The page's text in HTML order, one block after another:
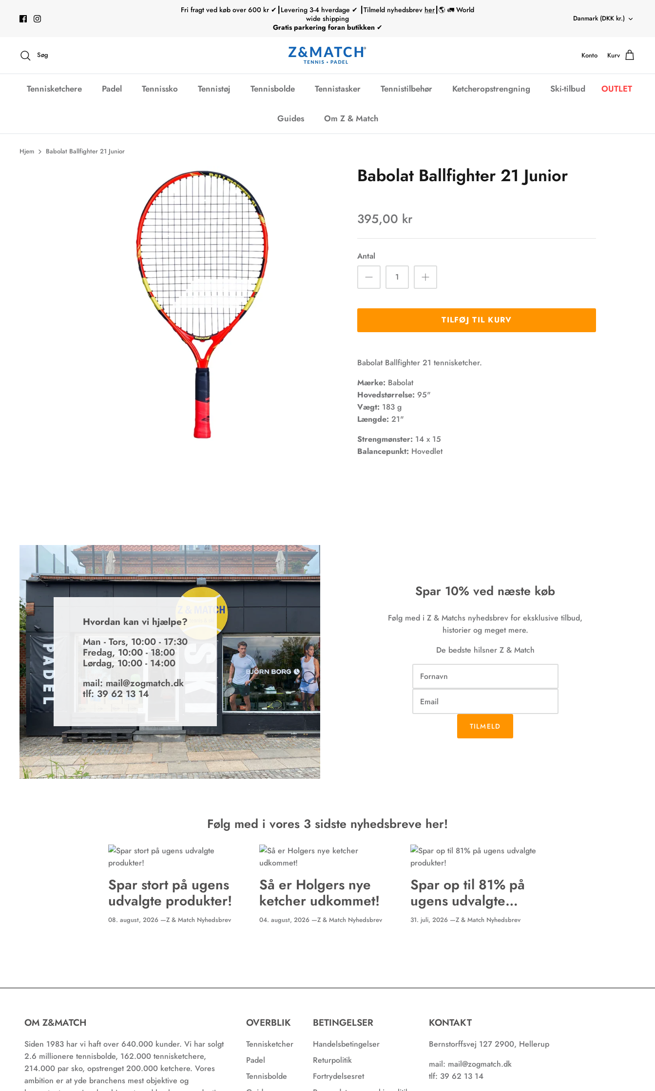
Fri fragt ved køb over 600 kr ✔┃Levering 3-4 hverdage ✔ ┃Tilmeld nyhedsbrev her ┃🌎 🚛 World
wide shipping
Gratis parkering foran butikken ✔ Valuta
Danmark (DKK kr.)
Søg Konto Kurv
Tennisketchere Padel Tennissko Tennistøj Tennisbolde Tennistasker Tennistilbehør Ketcheropstrengning Ski-tilbud OUTLET
Guides Om Z & Match
Hjem Babolat Ballfighter 21 Junior
Babolat Ballfighter 21 Junior
395,00 kr
Antal
TILFØJ TIL KURV
Babolat Ballfighter 21 tennisketcher.
Mærke: Babolat
Hovedstørrelse: 95"
Vægt: 183 g
Længde:21"
Strengmønster: 14 x 15
Balancepunkt: Hovedlet
Hvordan kan vi hjælpe?
Man - Tors, 10:00 - 17:30
Fredag, 10:00 - 18:00
Lørdag, 10:00 - 14:00
mail: mail@zogmatch.dk
tlf: 39 62 13 14
Spar 10% ved næste køb
Følg med i Z & Matchs nyhedsbrev for eksklusive tilbud,
historier og meget mere.
De bedste hilsner Z & Match
TILMELD
Følg med i vores 3 sidste nyhedsbreve her!
Spar stort på ugens
udvalgte produkter!
08. august, 2026 —Z & Match Nyhedsbrev
Så er Holgers nye
ketcher udkommet!
04. august, 2026 —Z & Match Nyhedsbrev
Spar op til 81% på
ugens udvalgte
produkter!
31. juli, 2026 —Z & Match Nyhedsbrev
OM Z&MATCH
Siden 1983 har vi haft over 640.000 kunder. Vi har solgt
2.6 millionere tennisbolde, 162.000 tennisketchere,
214.000 par sko, opstrenget 200.000 ketchere. Vores
ambition er at yde branchens mest objektive og
OVERBLIK
Tennisketcher
Padel
Tennisbolde
BETINGELSER
Handelsbetingelser
Returpolitik
Fortrydelsesret
KONTAKT
Bernstorffsvej 127 2900, Hellerup
mail: mail@zogmatch.dk
tlf: 39 62 13 14